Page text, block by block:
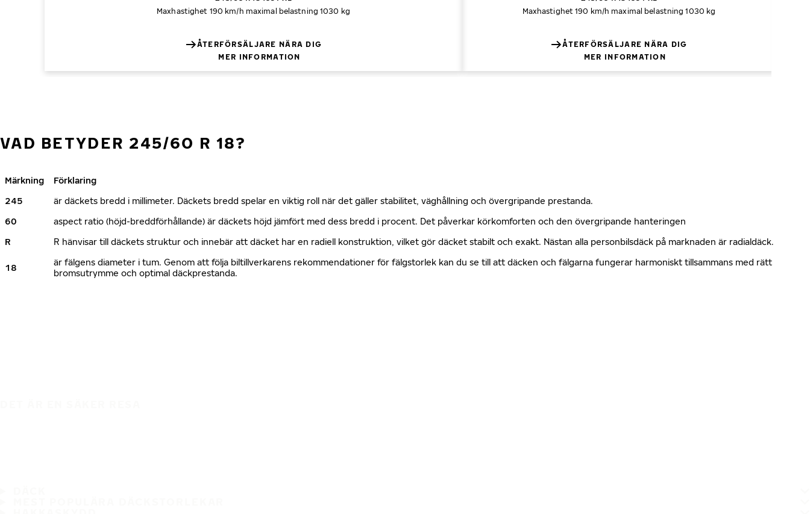
Maxhastighet 190 km/h maximal belastning 1030 kg
ÅTERFÖRSÄLJARE NÄRA DIG
MER INFORMATION
Maxhastighet 190 km/h maximal belastning 1030 kg
ÅTERFÖRSÄLJARE NÄRA DIG
MER INFORMATION
VAD BETYDER 245/60 R 18?
Märkning
Förklaring
245
är däckets bredd i millimeter. Däckets bredd spelar en viktig roll när det gäller stabilitet, väghållning och övergripande prestanda.
60
aspect ratio (höjd-breddförhållande) är däckets höjd jämfört med dess bredd i procent. Det påverkar körkomforten och den övergripande hanteringen
R
R hänvisar till däckets struktur och innebär att däcket har en radiell konstruktion, vilket gör däcket stabilt och exakt. Nästan alla personbilsdäck på marknaden är radialdäck.
18
är fälgens diameter i tum. Genom att följa biltillverkarens rekommendationer för fälgstorlek kan du se till att däcken och fälgarna fungerar harmoniskt tillsammans med rätt
bromsutrymme och optimal däckprestanda.